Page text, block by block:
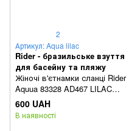
2
Артикул: Aqua lilac
Rider - бразильське взуття
для басейну та пляжу
Жіночі в'єтнамки сланці Rider
Aquua 83328 AD467 LILAC
41/42
600 UAH
В наявності